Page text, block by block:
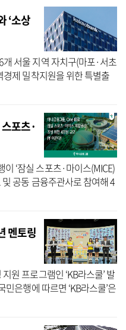
‘소상
서울 지역 자치구(마포·서초
제 밀착지원을 위한 특별출
. 카카오뱅크에 따르면 이번
포츠·
‘잠실 스포츠·마이스(MICE)
공동 금융주관사로 참여해 4
진한다고 30일 밝혔다. 하나
멘토링
원 프로그램인 ‘KB라스쿨’ 발
은행에 따르면 ‘KB라스쿨’은
Dream Wave 2030’의 학습